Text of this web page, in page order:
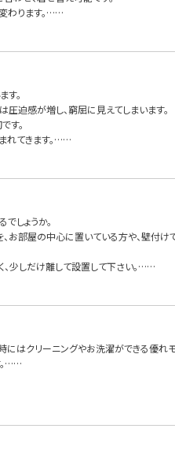
わります。……
す。
迫感が増し、窮屈に見えてしまいます。
す。
れてきます。……
しょうか。
お部屋の中心に置いている方や、壁付
、少しだけ離して設置して下さい。……
にはクリーニングやお洗濯ができる優れモ
。……